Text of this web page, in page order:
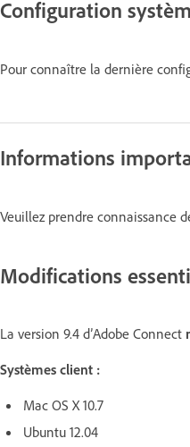
Configuration
Pour connaître la dernière
Informations
Veuillez prendre connaissance
Modifications
La version 9.4 d’Adobe Connect
Systèmes client :
Mac OS X 10.7
Ubuntu 12.04